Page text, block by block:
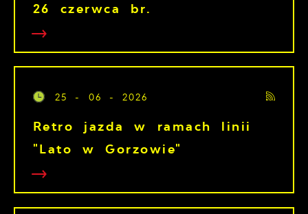
26 czerwca br.
25 - 06 - 2026
Retro jazda w ramach linii
"Lato w Gorzowie"